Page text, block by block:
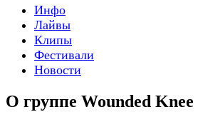
Инфо
Лайвы
Клипы
Фестивали
Новости
О группе Wounded Knee